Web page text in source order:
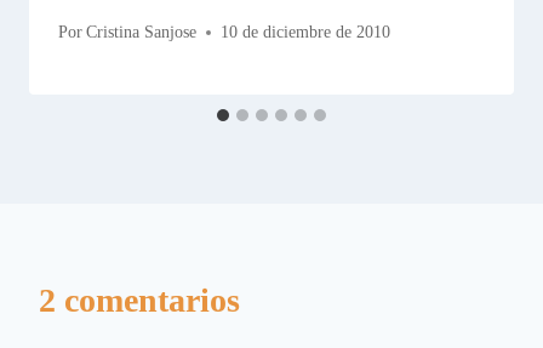
Por Cristina Sanjose 10 de diciembre de 2010
2 comentarios